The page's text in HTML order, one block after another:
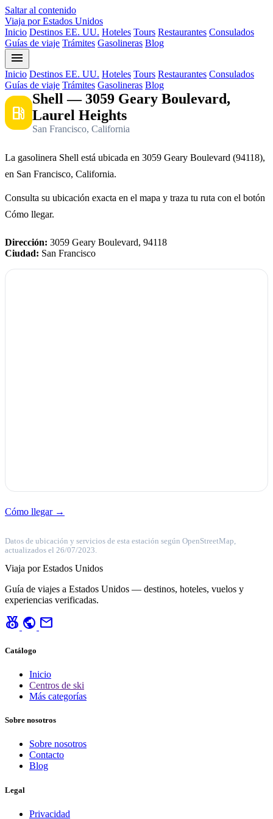
Saltar al contenido
Viaja por Estados Unidos
Inicio Destinos EE. UU. Hoteles Tours Restaurantes Consulados
Guías de viaje Trámites Gasolineras Blog
menu
Inicio Destinos EE. UU. Hoteles Tours Restaurantes Consulados
Guías de viaje Trámites Gasolineras Blog
local_gas_station
Shell — 3059 Geary Boulevard,
Laurel Heights
San Francisco, California
La gasolinera Shell está ubicada en 3059 Geary Boulevard (94118),
en San Francisco, California.
Consulta su ubicación exacta en el mapa y traza tu ruta con el botón
Cómo llegar.
Dirección: 3059 Geary Boulevard, 94118
Ciudad: San Francisco
Cómo llegar →
Datos de ubicación y servicios de esta estación según OpenStreetMap,
actualizados el 26/07/2023.
Viaja por Estados Unidos
Guía de viajes a Estados Unidos — destinos, hoteles, vuelos y
experiencias verificadas.
social_leaderboard public mail
Catálogo
Inicio
Centros de ski
Más categorías
Sobre nosotros
Sobre nosotros
Contacto
Blog
Legal
Privacidad